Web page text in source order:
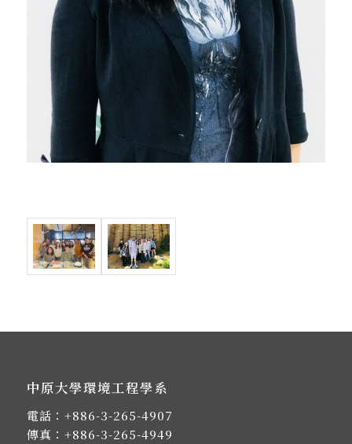
中原大學環境工程學系
電話： +886-3-265-4907
傳真：+886-3-265-4949